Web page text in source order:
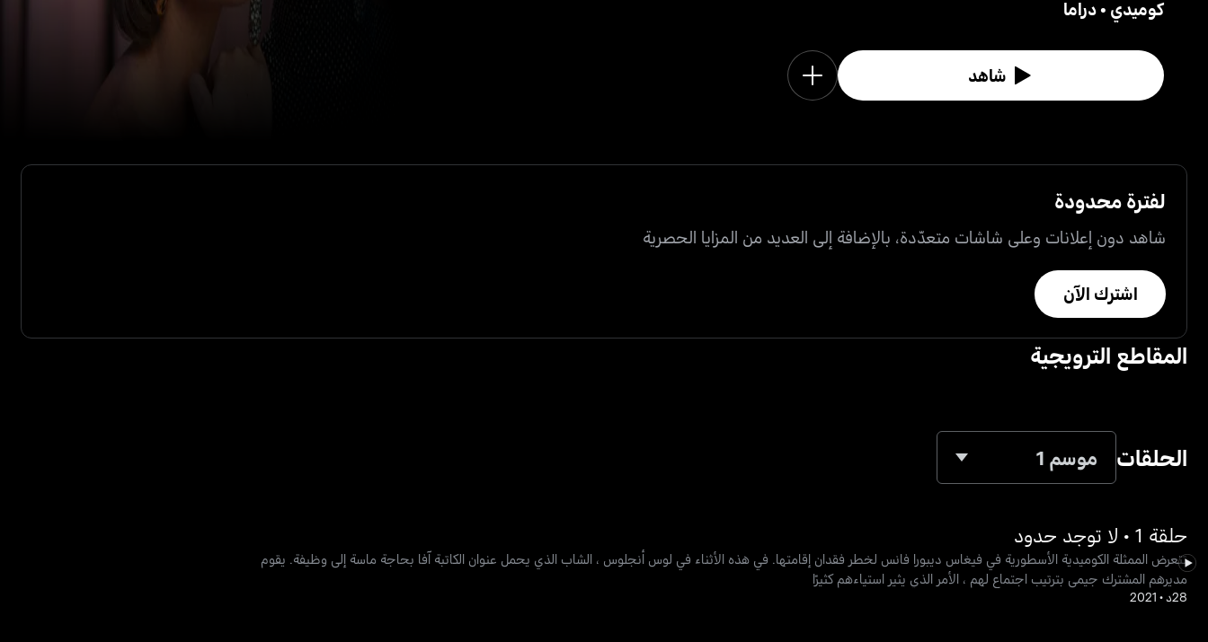
كوميدي •دراما
شاهد
لفترة محدودة
شاهد دون إعلانات وعلى شاشات متعدّدة، بالإضافة إلى العديد من المزايا الحصرية
اشترك الآن
المقاطع الترويجية
الحلقات موسم 1
حلقة 1 • لا توجد حدود
تتعرض الممثلة الكوميدية الأسطورية في فيغاس ديبورا فانس لخطر فقدان إقامتها. في هذه الأثناء في لوس أنجلوس ، الشاب الذي يحمل عنوان الكاتبة آفا بحاجة ماسة إلى وظيفة. يقوم
مديرهم المشترك جيمي بترتيب اجتماع لهم ، الأمر الذي يثير استياءهم كثيرًا
28د •
2021